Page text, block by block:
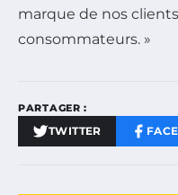
marque de nos
consommateurs. »
PARTAGER :
TWITTER